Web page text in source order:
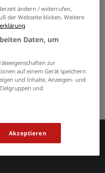
Meine Merkliste
NAGEL
& Co. KG
SUCHE EIN
ändern / widerrufen,
der Webseite klicken. Weitere
Daten, um
zur
auf einem Gerät speichern
und Inhalte, Anzeigen- und
und
Akzeptieren